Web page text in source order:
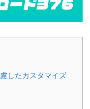
したカスタマイズ